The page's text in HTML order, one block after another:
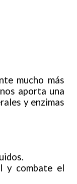
mucho más
aporta una
y enzimas
y combate el